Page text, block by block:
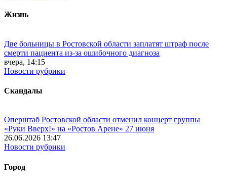
Жизнь
Две больницы в Ростовской области заплатят штраф после
смерти пациента из-за ошибочного диагноза
вчера, 14:15
Новости рубрики
Скандалы
Оперштаб Ростовской области отменил концерт группы
«Руки Вверх!» на «Ростов Арене» 27 июня
26.06.2026 13:47
Новости рубрики
Город